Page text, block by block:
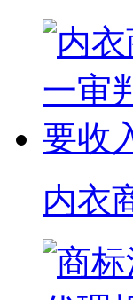
内衣